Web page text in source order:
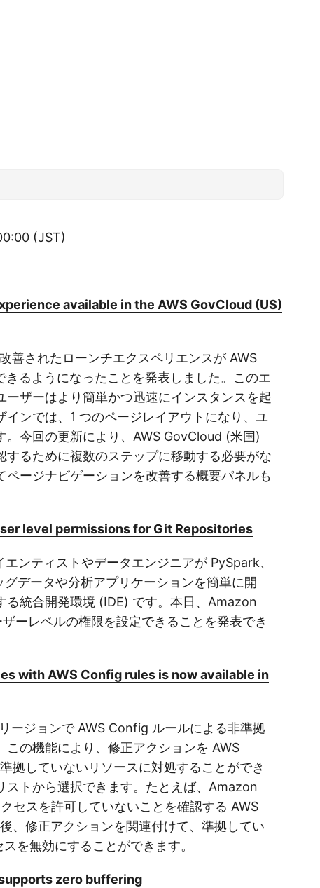
(JST)
available in the AWS GovCloud (US)
善されたローンチエクスペリエンスが AWS
るようになったことを発表しました。このエ
ザーはより簡単かつ迅速にインスタンスを起
ンでは、1 つのページレイアウトになり、ユ
。今回の更新により、AWS GovCloud (米国)
るために複数のステップに移動する必要がな
ページナビゲーションを改善する概要パネルも
level permissions for Git Repositories
ンティストやデータエンジニアが PySpark、
データや分析アプリケーションを簡単に開
る統合開発環境 (IDE) です。本日、Amazon
ーレベルの権限を設定できることを発表でき
with AWS Config rules is now available in
ージョンで AWS Config ルールによる非準拠
この機能により、修正アクションを AWS
拠していないリソースに対処することができ
ストから選択できます。たとえば、Amazon
セスを許可していないことを確認する AWS
、修正アクションを関連付けて、準拠してい
を無効にすることができます。
zero buffering